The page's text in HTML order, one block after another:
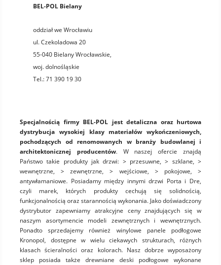
BEL-POL Bielany
oddział we Wrocławiu
ul. Czekoladowa 20
55-040 Bielany Wrocławskie,
woj.dolnośląskie
Tel.:71 390 19 30
Specjalnością firmy BEL-POL jest detaliczna oraz hurtowa
dystrybucja wysokiej klasy materiałów wykończeniowych,
pochodzących od renomowanych w branży budowlanej i
architektonicznej producentów. W naszej ofercie znajdą
Państwo takie produkty jak drzwi: > przesuwne, > szklane, >
wewnętrzne, > zewnętrzne, > wejściowe, > pokojowe, >
antywłamaniowe. Posiadamy między innymi drzwi Porta i Dre,
czyli marek, których produkty cechują się solidnością,
funkcjonalnością oraz starannością wykonania. Jako doświadczony
dystrybutor zapewniamy atrakcyjne ceny znajdujących się w
naszym asortymencie modeli zewnętrznych i wewnętrznych.
Ponadto sprzedajemy również winylowe panele podłogowe
Kronopol, dostępne w wielu ciekawych strukturach, różnych
klasach ścieralności oraz kolorach. Nasz dobrze wyposażony
sklep posiada także drewniane deski podłogowe wykonane